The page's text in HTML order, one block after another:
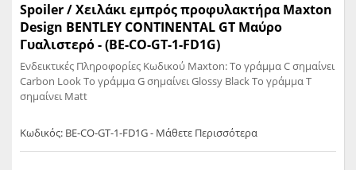
Spoiler / Χειλάκι εμπρός προφυλακτήρα Maxton
Design BENTLEY CONTINENTAL GT Μαύρο
Γυαλιστερό - (BE-CO-GT-1-FD1G)
Ενδεικτικές Πληροφορίες Κωδικού Maxton: Το γράμμα C σημαίνει
Carbon Look Το γράμμα G σημαίνει Glossy Black Το γράμμα T
σημαίνει Matt
Κωδικός: BE-CO-GT-1-FD1G - Μάθετε Περισσότερα